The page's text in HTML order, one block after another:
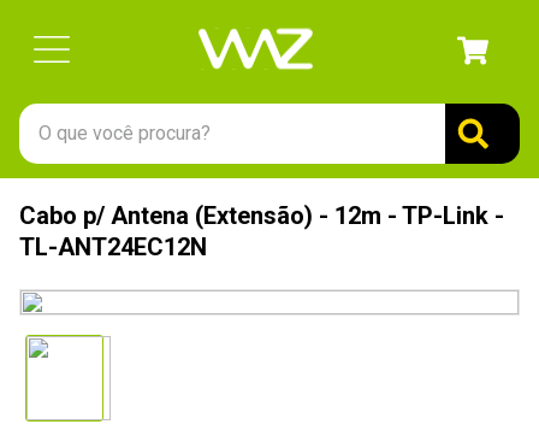
O que você procura?
Cabo p/ Antena (Extensão) - 12m - TP-Link -
TL-ANT24EC12N
1º
gabinete
3º
teclado